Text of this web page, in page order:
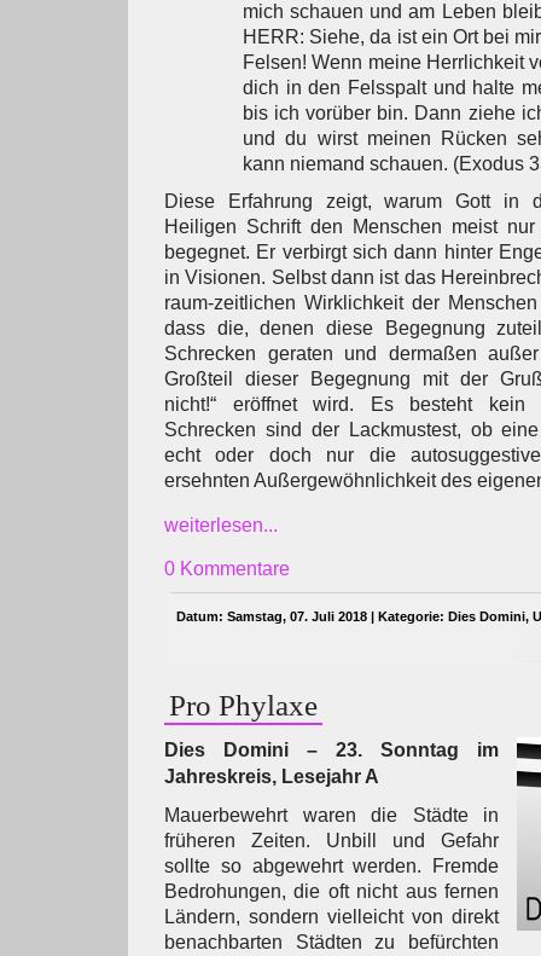
mich schauen und am Leben
HERR: Siehe, da ist ein Ort bei
Felsen! Wenn meine Herrlichkeit
dich in den Felsspalt und halte
bis ich vorüber bin. Dann ziehe
und du wirst meinen Rücken
kann niemand schauen. (Exodus
Diese Erfahrung zeigt, warum Gott in
Heiligen Schrift den Menschen meist
begegnet. Er verbirgt sich dann hinter
in Visionen. Selbst dann ist das
raum-zeitlichen Wirklichkeit der
dass die, denen diese Begegnung
Schrecken geraten und dermaßen
Großteil dieser Begegnung mit der
nicht!“ eröffnet wird. Es besteht kein
Schrecken sind der Lackmustest, ob
echt oder doch nur die
ersehnten Außergewöhnlichkeit des
weiterlesen...
0 Kommentare
Datum: Samstag, 07. Juli 2018 | Kategorie: Dies Domini,
Pro Phylaxe
Dies Domini – 23. Sonntag im
Jahreskreis, Lesejahr A
Mauerbewehrt waren die Städte in
früheren Zeiten. Unbill und Gefahr
sollte so abgewehrt werden. Fremde
Bedrohungen, die oft nicht aus fernen
Ländern, sondern vielleicht von direkt
benachbarten Städten zu befürchten